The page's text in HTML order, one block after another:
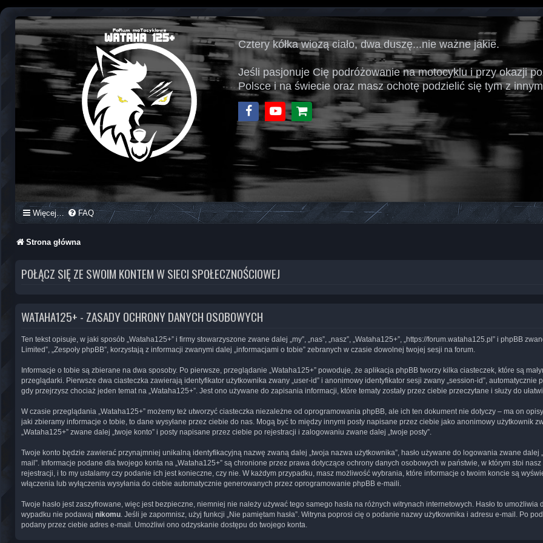
Cztery kółka wiozą ciało, dwa duszę...nie ważne jakie.
Jeśli pasjonuje Cię podróżowanie na motocyklu i przy okazji
Polsce i na świecie oraz masz ochotę podzielić się tym z
FacebookYoutubeSklep
Więcej… FAQ
Strona główna
POŁĄCZ SIĘ ZE SWOIM KONTEM W SIECI SPOŁECZNOŚCIOWEJ
WATAHA125+ - ZASADY OCHRONY DANYCH OSOBOWYCH
Ten tekst opisuje, w jaki sposób „Wataha125+” i firmy stowarzyszone zwane dalej „my”, „nas”, „nasz”, „Wataha125+”, „https://forum.wataha125.pl” i phpBB
Limited”, „Zespoły phpBB”, korzystają z informacji zwanymi dalej „informacjami o tobie” zebranych w czasie dowolnej twojej sesji na forum.
Informacje o tobie są zbierane na dwa sposoby. Po pierwsze, przeglądanie „Wataha125+” powoduje, że aplikacja phpBB tworzy kilka ciasteczek, które są
przeglądarki. Pierwsze dwa ciasteczka zawierają identyfikator użytkownika zwany „user-id” i anonimowy identyfikator sesji zwany „session-id”,
gdy przejrzysz chociaż jeden temat na „Wataha125+”. Jest ono używane do zapisania informacji, które tematy zostały przez ciebie przeczytane i służy do
W czasie przeglądania „Wataha125+” możemy też utworzyć ciasteczka niezależne od oprogramowania phpBB, ale ich ten dokument nie dotyczy – ma on
jaki zbieramy informacje o tobie, to dane wysyłane przez ciebie do nas. Mogą być to między innymi posty napisane przez ciebie jako anonimowy użytkownik
„Wataha125+” zwane dalej „twoje konto” i posty napisane przez ciebie po rejestracji i zalogowaniu zwane dalej „twoje posty”.
Twoje konto będzie zawierać przynajmniej unikalną identyfikacyjną nazwę zwaną dalej „twoja nazwa użytkownika”, hasło używane do logowania zwane dalej
mail”. Informacje podane dla twojego konta na „Wataha125+” są chronione przez prawa dotyczące ochrony danych osobowych w państwie, w którym stoi
rejestracji, i to my ustalamy czy podanie ich jest konieczne, czy nie. W każdym przypadku, masz możliwość wybrania, które informacje o twoim koncie są
włączenia lub wyłączenia wysyłania do ciebie automatycznie generowanych przez oprogramowanie phpBB e-maili.
Twoje hasło jest zaszyfrowane, więc jest bezpieczne, niemniej nie należy używać tego samego hasła na różnych witrynach internetowych. Hasło to
wypadku nie podawaj nikomu . Jeśli je zapomnisz, użyj funkcji „Nie pamiętam hasła”. Witryna poprosi cię o podanie nazwy użytkownika i adresu e-mail. Po
podany przez ciebie adres e-mail. Umożliwi ono odzyskanie dostępu do twojego konta.